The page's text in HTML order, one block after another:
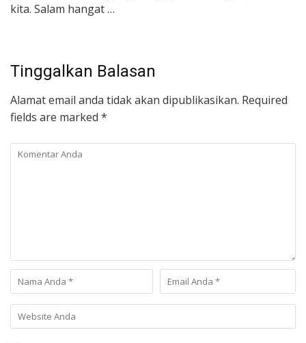
kita. Salam hangat …
Tinggalkan Balasan
Alamat email anda tidak akan dipublikasikan. Required
fields are marked *